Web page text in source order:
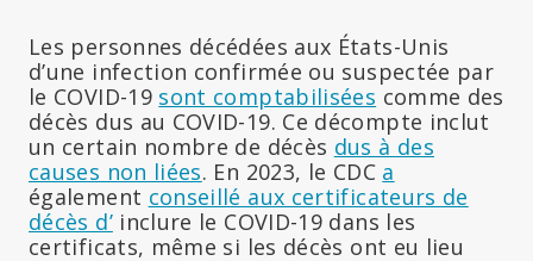
Les personnes décédées aux États-Unis
d’une infection confirmée ou suspectée par
le COVID-19 sont comptabilisées comme des
décès dus au COVID-19. Ce décompte inclut
un certain nombre de décès dus à des
causes non liées. En 2023, le CDC a
également conseillé aux certificateurs de
décès d’inclure le COVID-19 dans les
certificats, même si les décès ont eu lieu